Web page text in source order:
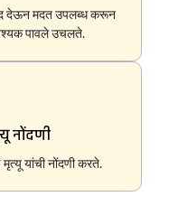
देऊन मदत उपलब्ध करून
पावले उचलते.
नोंदणी
मृत्यू यांची नोंदणी करते.